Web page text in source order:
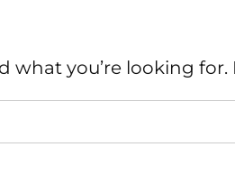
what you’re looking